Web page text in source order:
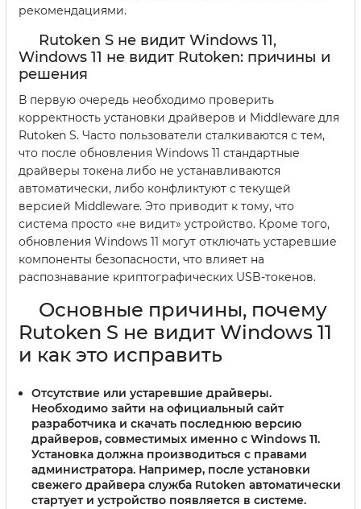
рекомендациями.
Rutoken S не видит Windows 11,
Windows 11 не видит Rutoken: причины и
решения
В первую очередь необходимо проверить
корректность установки драйверов и Middleware для
Rutoken S. Часто пользователи сталкиваются с тем,
что после обновления Windows 11 стандартные
драйверы токена либо не устанавливаются
автоматически, либо конфликтуют с текущей
версией Middleware. Это приводит к тому, что
система просто «не видит» устройство. Кроме того,
обновления Windows 11 могут отключать устаревшие
компоненты безопасности, что влияет на
распознавание криптографических USB-токенов.
Основные причины, почему
Rutoken S не видит Windows 11
и как это исправить
Отсутствие или устаревшие драйверы.
Необходимо зайти на официальный сайт
разработчика и скачать последнюю версию
драйверов, совместимых именно с Windows 11.
Установка должна производиться с правами
администратора. Например, после установки
свежего драйвера служба Rutoken автоматически
стартует и устройство появляется в системе.